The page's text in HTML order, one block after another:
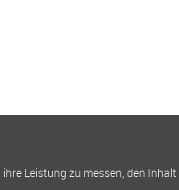
Leistung zu messen, den